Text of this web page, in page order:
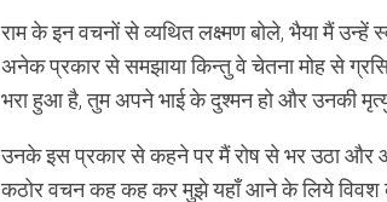
राम के इन वचनों से व्यथित लक्ष्मण बोले, भैया मैं
अनेक प्रकार से समझाया किन्तु वे चेतना मोह से
भरा हुआ है, तुम अपने भाई के दुश्मन हो और उनकी
उनके इस प्रकार से कहने पर मैं रोष से भर उठा
कठोर वचन कह कह कर मुझे यहाँ आने के लिये विवश